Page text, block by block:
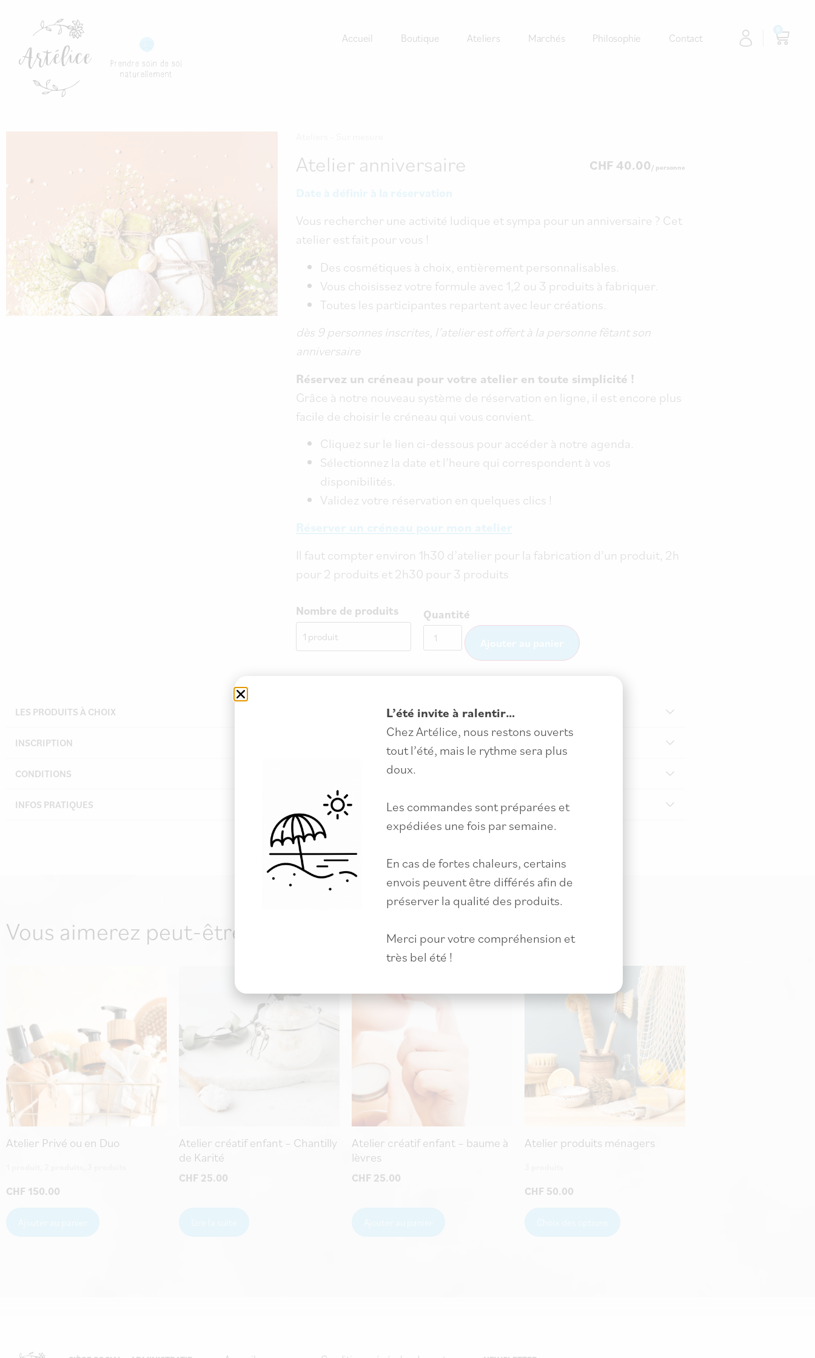
Accueil Boutique Ateliers Marchés Philosophie Contact
Atelier anniversaire CHF40.00
Vous rechercher une activité ludique et sympa pour un anniversaire ? Cet
atelier est fait pour vous !
Des cosmétiques à choix, entièrement personnalisables.
Vous choisissez votre formule avec 1,2 ou 3 produits à fabriquer.
Toutes les participantes repartent avec leur créations.
dès 9 personnes inscrites, l’atelier est offert à la personne fêtant son
anniversaire
Réservez un créneau pour votre atelier en toute simplicité !
Grâce à notre nouveau système de réservation en ligne, il est encore plus
facile de choisir le créneau qui vous convient.
Cliquez sur le lien ci-dessous pour accéder à notre agenda.
Sélectionnez la date et l’heure qui correspondent à vos
disponibilités.
Validez votre réservation en quelques clics !
Il faut compter environ 1h30 d’atelier pour la fabrication d’un produit, 2h
pour 2 produits et 2h30 pour 3 produits
Nombre de produits Quantité
LES PRODUITS À CHOIX
INSCRIPTION
CONDITIONS
INFOS PRATIQUES
Vous aimerez peut-être aussi ...
Atelier Privé ou en Duo
CHF 150.00
Atelier créatif enfant – Chantilly
de Karité
CHF 25.00
Atelier créatif enfant – baume à
lèvres
CHF 25.00
Atelier produits ménagers
CHF 50.00
L’été invite à ralentir…
Chez Artélice, nous restons ouverts
tout l’été, mais le rythme sera plus
doux.
Les commandes sont préparées et
expédiées une fois par semaine.
En cas de fortes chaleurs, certains
envois peuvent être différés afin de
préserver la qualité des produits.
Merci pour votre compréhension et
très bel été !